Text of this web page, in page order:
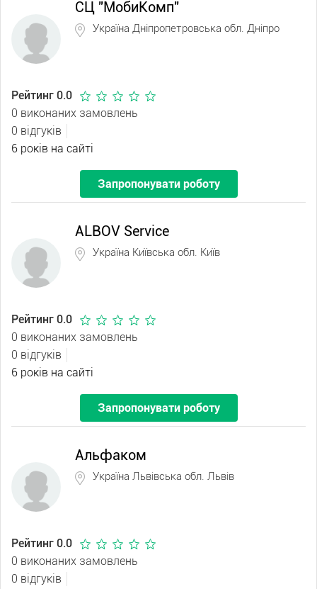
СЦ "МобиКомп"
Україна Дніпропетровська обл. Дніпро
Рейтинг 0.0
0 виконаних замовлень
0 відгуків
6 років на сайті
Запропонувати роботу
ALBOV Service
Україна Київська обл. Київ
Рейтинг 0.0
0 виконаних замовлень
0 відгуків
6 років на сайті
Запропонувати роботу
Альфаком
Україна Львівська обл. Львів
Рейтинг 0.0
0 виконаних замовлень
0 відгуків